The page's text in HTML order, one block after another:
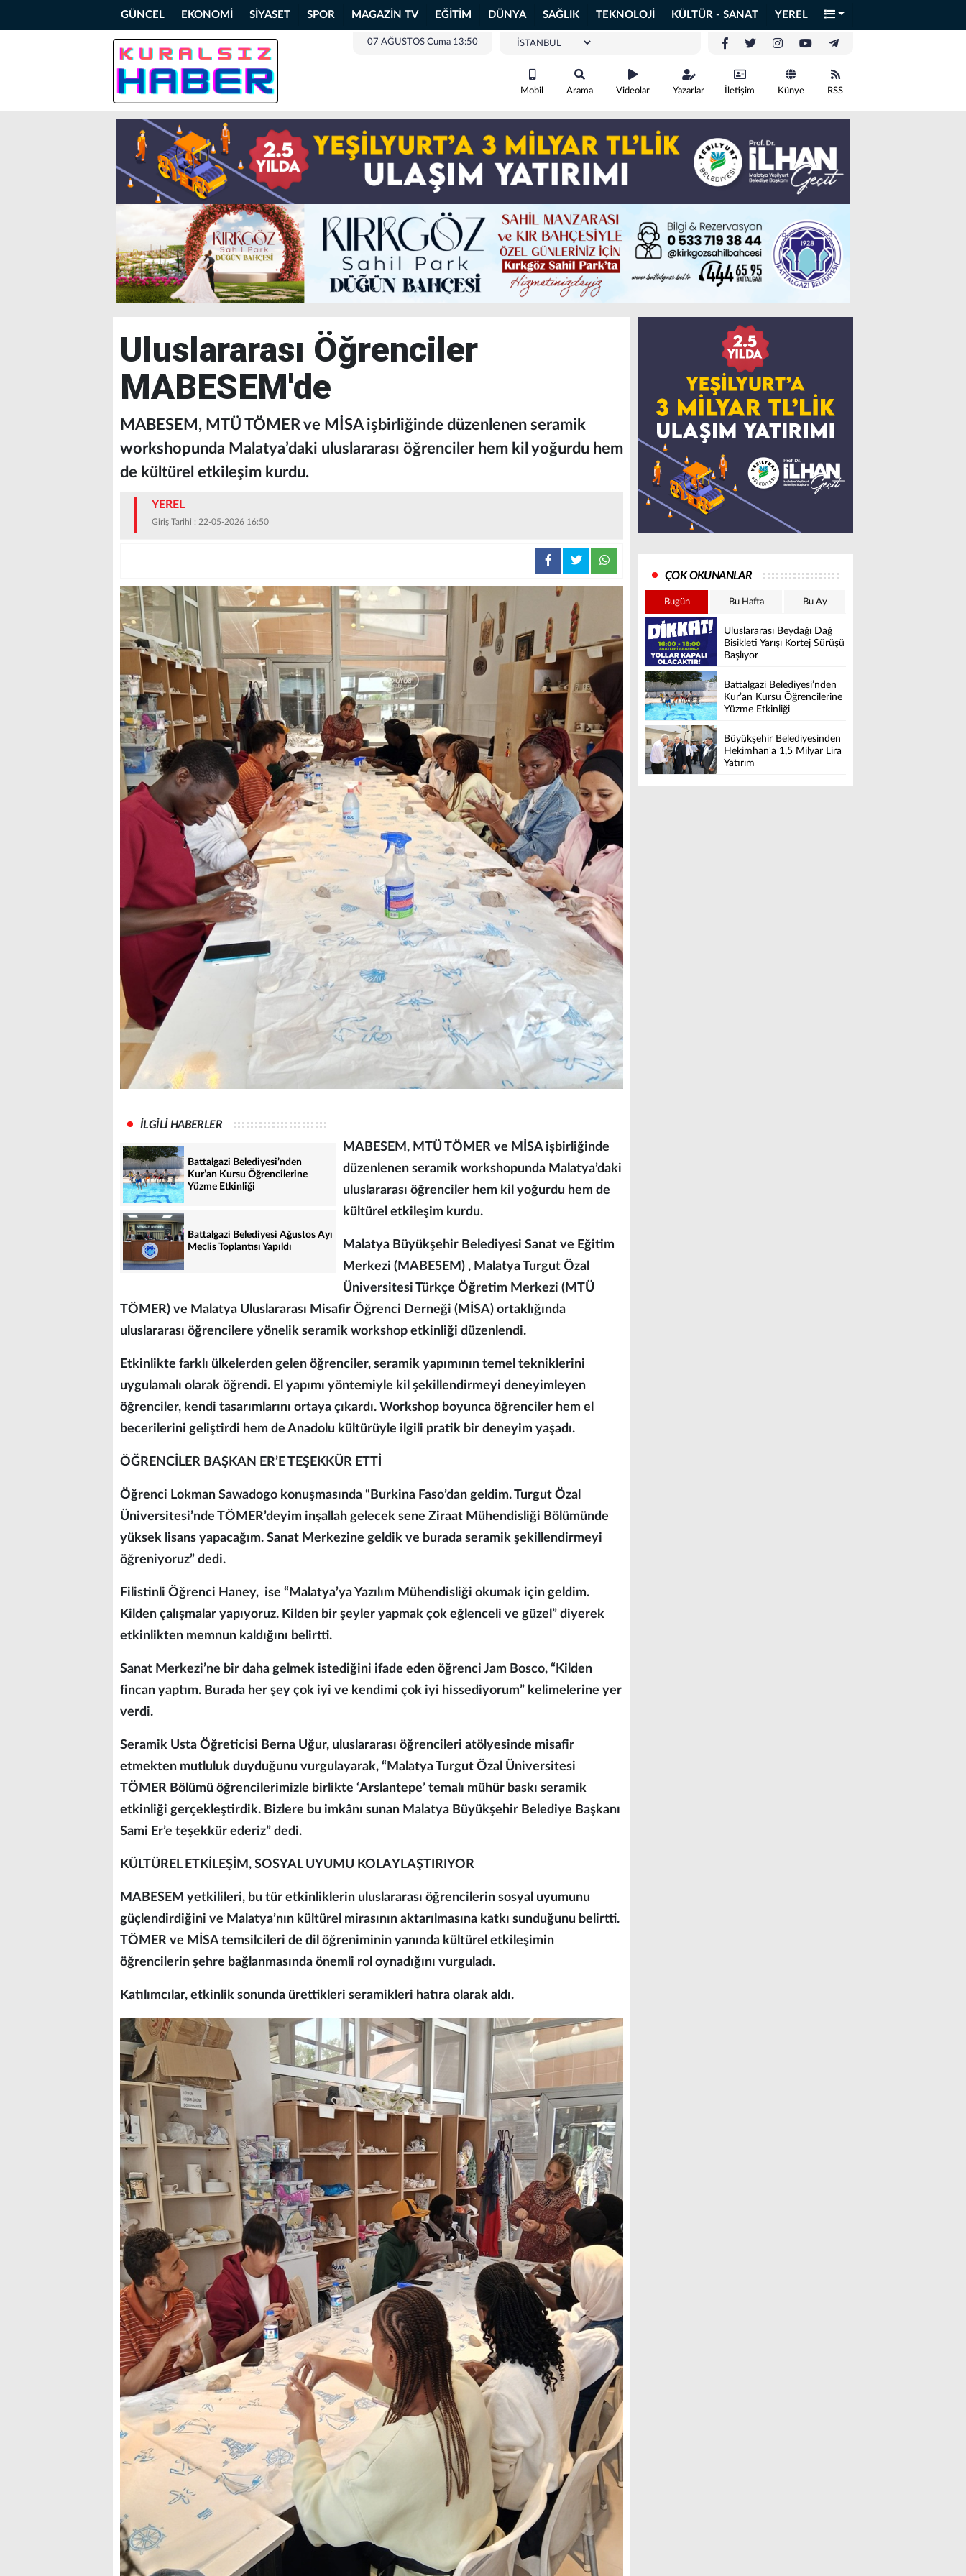
GÜNCEL EKONOMİ SİYASET SPOR MAGAZİN TV EĞİTİM DÜNYA SAĞLIK TEKNOLOJİ KÜLTÜR - SANAT YEREL
07 AĞUSTOS Cuma 13:50
Mobil Arama Videolar Yazarlar İletişim Künye RSS
Uluslararası Öğrenciler
MABESEM'de
MABESEM, MTÜ TÖMER ve MİSA işbirliğinde düzenlenen seramik
workshopunda Malatya’daki uluslararası öğrenciler hem kil yoğurdu hem
de kültürel etkileşim kurdu.
YEREL
Giriş Tarihi : 22-05-2026 16:50
İLGİLİ HABERLER
Battalgazi Belediyesi’nden
Kur’an Kursu Öğrencilerine
Yüzme Etkinliği
Battalgazi Belediyesi Ağustos Ayı
Meclis Toplantısı Yapıldı
MABESEM, MTÜ TÖMER ve MİSA işbirliğinde
düzenlenen seramik workshopunda Malatya’daki
uluslararası öğrenciler hem kil yoğurdu hem de
kültürel etkileşim kurdu.
Malatya Büyükşehir Belediyesi Sanat ve Eğitim
Merkezi (MABESEM) , Malatya Turgut Özal
Üniversitesi Türkçe Öğretim Merkezi (MTÜ
TÖMER) ve Malatya Uluslararası Misafir Öğrenci Derneği (MİSA) ortaklığında
uluslararası öğrencilere yönelik seramik workshop etkinliği düzenlendi.
Etkinlikte farklı ülkelerden gelen öğrenciler, seramik yapımının temel tekniklerini
uygulamalı olarak öğrendi. El yapımı yöntemiyle kil şekillendirmeyi deneyimleyen
öğrenciler, kendi tasarımlarını ortaya çıkardı. Workshop boyunca öğrenciler hem el
becerilerini geliştirdi hem de Anadolu kültürüyle ilgili pratik bir deneyim yaşadı.
ÖĞRENCİLER BAŞKAN ER’E TEŞEKKÜR ETTİ
Öğrenci Lokman Sawadogo konuşmasında “Burkina Faso’dan geldim. Turgut Özal
Üniversitesi’nde TÖMER’deyim inşallah gelecek sene Ziraat Mühendisliği Bölümünde
yüksek lisans yapacağım. Sanat Merkezine geldik ve burada seramik şekillendirmeyi
öğreniyoruz” dedi.
Filistinli Öğrenci Haney, ise “Malatya’ya Yazılım Mühendisliği okumak için geldim.
Kilden çalışmalar yapıyoruz. Kilden bir şeyler yapmak çok eğlenceli ve güzel” diyerek
etkinlikten memnun kaldığını belirtti.
Sanat Merkezi’ne bir daha gelmek istediğini ifade eden öğrenci Jam Bosco, “Kilden
fincan yaptım. Burada her şey çok iyi ve kendimi çok iyi hissediyorum” kelimelerine yer
verdi.
Seramik Usta Öğreticisi Berna Uğur, uluslararası öğrencileri atölyesinde misafir
etmekten mutluluk duyduğunu vurgulayarak, “Malatya Turgut Özal Üniversitesi
TÖMER Bölümü öğrencilerimizle birlikte ‘Arslantepe’ temalı mühür baskı seramik
etkinliği gerçekleştirdik. Bizlere bu imkânı sunan Malatya Büyükşehir Belediye Başkanı
Sami Er’e teşekkür ederiz” dedi.
KÜLTÜREL ETKİLEŞİM, SOSYAL UYUMU KOLAYLAŞTIRIYOR
MABESEM yetkilileri, bu tür etkinliklerin uluslararası öğrencilerin sosyal uyumunu
güçlendirdiğini ve Malatya’nın kültürel mirasının aktarılmasına katkı sunduğunu belirtti.
TÖMER ve MİSA temsilcileri de dil öğreniminin yanında kültürel etkileşimin
öğrencilerin şehre bağlanmasında önemli rol oynadığını vurguladı.
Katılımcılar, etkinlik sonunda ürettikleri seramikleri hatıra olarak aldı.
ÇOK OKUNANLAR
Bugün Bu Hafta Bu Ay
Uluslararası Beydağı Dağ
Bisikleti Yarışı Kortej Sürüşü
Başlıyor
Battalgazi Belediyesi’nden
Kur’an Kursu Öğrencilerine
Yüzme Etkinliği
Büyükşehir Belediyesinden
Hekimhan'a 1,5 Milyar Lira
Yatırım